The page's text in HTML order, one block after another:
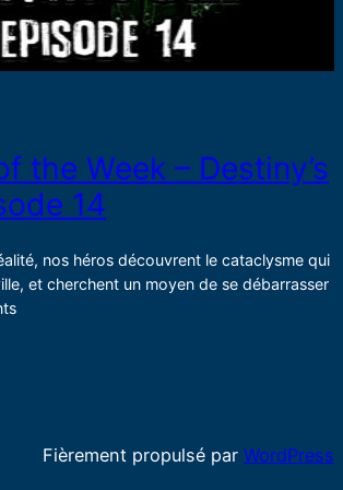
the Week – Destiny’s
14
nos héros découvrent le cataclysme qui
et cherchent un moyen de se débarrasser
Fièrement propulsé par WordPress